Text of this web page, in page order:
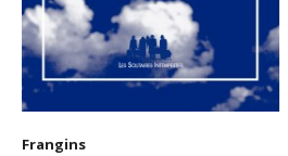
Frangins